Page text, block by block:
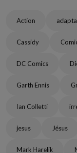
Action
Cassidy
DC Comics
Garth Ennis
Ian Colletti
jesus Jésus
Mark Harelik